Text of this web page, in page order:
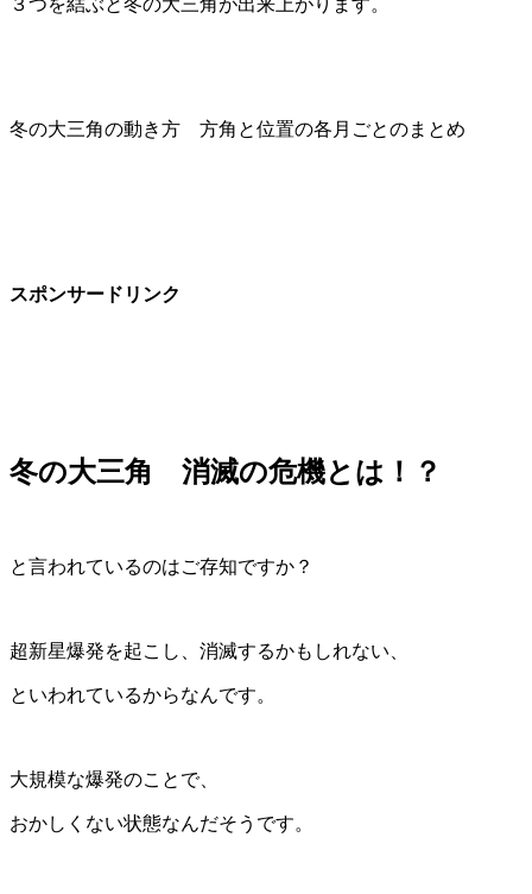
３つを結ぶと冬の大三角が出来上がります。
冬の大三角の動き方 方角と位置の各月ごとのまとめ
スポンサードリンク
冬の大三角 消滅の危機とは！？
と言われているのはご存知ですか？
超新星爆発を起こし、消滅するかもしれない、
といわれているからなんです。
大規模な爆発のことで、
おかしくない状態なんだそうです。